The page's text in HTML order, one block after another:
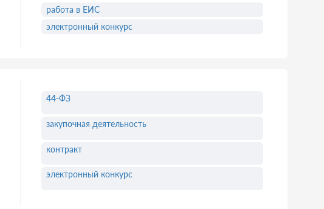
работа в ЕИС
электронный конкурс
44-ФЗ
закупочная деятельность
контракт
электронный конкурс